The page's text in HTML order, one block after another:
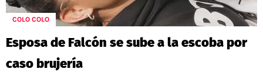
COLO COLO
Esposa de Falcón se sube a la escoba por
caso brujería